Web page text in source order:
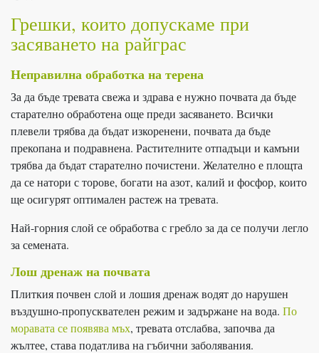
Грешки, които допускаме при
засяването на райграс
Неправилна обработка на терена
За да бъде тревата свежа и здрава е нужно почвата да бъде
старателно обработена още преди засяването. Всички
плевели трябва да бъдат изкоренени, почвата да бъде
прекопана и подравнена. Растителните отпадъци и камъни
трябва да бъдат старателно почистени. Желателно е площта
да се натори с торове, богати на азот, калий и фосфор, които
ще осигурят оптимален растеж на тревата.
Най-горния слой се обработва с гребло за да се получи легло
за семената.
Лош дренаж на почвата
Плиткия почвен слой и лошия дренаж водят до нарушен
въздушно-пропусквателен режим и задържане на вода. По
моравата се появява мъх, тревата отслабва, започва да
жълтее, става податлива на гъбични заболявания.